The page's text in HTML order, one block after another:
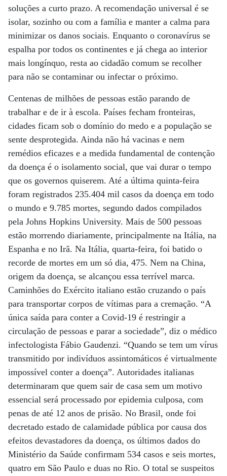
soluções a curto prazo. A recomendação universal é se
isolar, sozinho ou com a família e manter a calma para
minimizar os danos sociais. Enquanto o coronavírus se
espalha por todos os continentes e já chega ao interior
mais longínquo, resta ao cidadão comum se recolher
para não se contaminar ou infectar o próximo.
Centenas de milhões de pessoas estão parando de
trabalhar e de ir à escola. Países fecham fronteiras,
cidades ficam sob o domínio do medo e a população se
sente desprotegida. Ainda não há vacinas e nem
remédios eficazes e a medida fundamental de contenção
da doença é o isolamento social, que vai durar o tempo
que os governos quiserem. Até a última quinta-feira
foram registrados 235.404 mil casos da doença em todo
o mundo e 9.785 mortes, segundo dados compilados
pela Johns Hopkins University. Mais de 500 pessoas
estão morrendo diariamente, principalmente na Itália, na
Espanha e no Irã. Na Itália, quarta-feira, foi batido o
recorde de mortes em um só dia, 475. Nem na China,
origem da doença, se alcançou essa terrível marca.
Caminhões do Exército italiano estão cruzando o país
para transportar corpos de vítimas para a cremação. “A
única saída para conter a Covid-19 é restringir a
circulação de pessoas e parar a sociedade”, diz o médico
infectologista Fábio Gaudenzi. “Quando se tem um vírus
transmitido por indivíduos assintomáticos é virtualmente
impossível conter a doença”. Autoridades italianas
determinaram que quem sair de casa sem um motivo
essencial será processado por epidemia culposa, com
penas de até 12 anos de prisão. No Brasil, onde foi
decretado estado de calamidade pública por causa dos
efeitos devastadores da doença, os últimos dados do
Ministério da Saúde confirmam 534 casos e seis mortes,
quatro em São Paulo e duas no Rio. O total se suspeitos